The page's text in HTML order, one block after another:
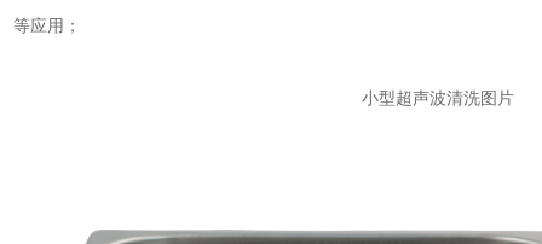
等应用；
小型超声波清洗图片